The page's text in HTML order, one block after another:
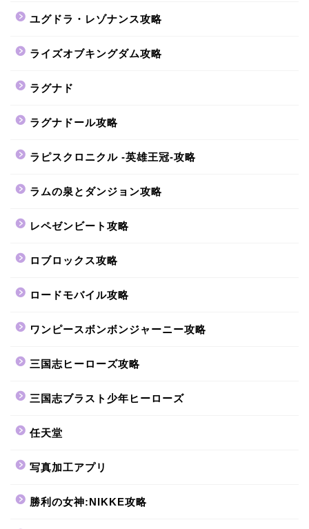
ユグドラ・レゾナンス攻略
ライズオブキングダム攻略
ラグナド
ラグナドール攻略
ラピスクロニクル -英雄王冠-攻略
ラムの泉とダンジョン攻略
レペゼンビート攻略
ロブロックス攻略
ロードモバイル攻略
ワンピースボンボンジャーニー攻略
三国志ヒーローズ攻略
三国志ブラスト少年ヒーローズ
任天堂
写真加工アプリ
勝利の女神:NIKKE攻略